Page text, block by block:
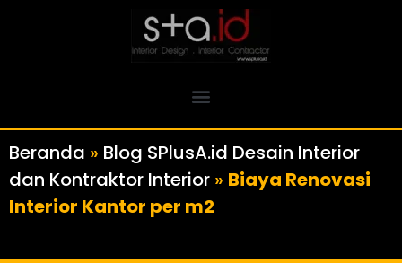
Beranda » Blog SPlusA.id Desain Interior
dan Kontraktor Interior » Biaya Renovasi
Interior Kantor per m2